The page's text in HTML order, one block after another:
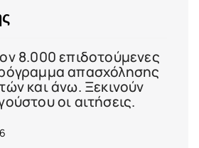
8.000 επιδοτούμενες
απασχόλησης
και άνω. Ξεκινούν
οι αιτήσεις.